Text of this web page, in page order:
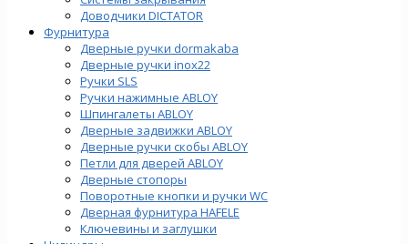
Доводчики DICTATOR
Фурнитура
Дверные ручки dormakaba
Дверные ручки inox22
Ручки SLS
Ручки нажимные ABLOY
Шпингалеты ABLOY
Дверные задвижки ABLOY
Дверные ручки скобы ABLOY
Петли для дверей ABLOY
Дверные стопоры
Поворотные кнопки и ручки WC
Дверная фурнитура HAFELE
Ключевины и заглушки